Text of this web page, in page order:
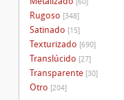
Rugoso [348]
Satinado [15]
Texturizado [690]
Translúcido [27]
Transparente [30]
Otro [204]